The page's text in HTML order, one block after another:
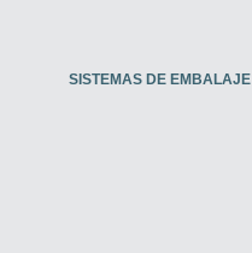
SISTEMAS DE EMBALAJE